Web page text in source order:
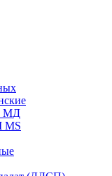
МД
MS